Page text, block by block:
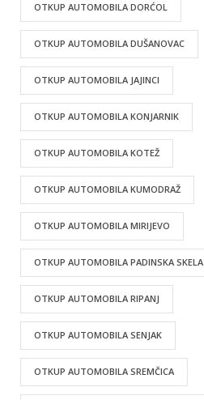
OTKUP AUTOMOBILA DORĆOL
OTKUP AUTOMOBILA DUŠANOVAC
OTKUP AUTOMOBILA JAJINCI
OTKUP AUTOMOBILA KONJARNIK
OTKUP AUTOMOBILA KOTEŽ
OTKUP AUTOMOBILA KUMODRAŽ
OTKUP AUTOMOBILA MIRIJEVO
OTKUP AUTOMOBILA PADINSKA SKELA
OTKUP AUTOMOBILA RIPANJ
OTKUP AUTOMOBILA SENJAK
OTKUP AUTOMOBILA SREMČICA